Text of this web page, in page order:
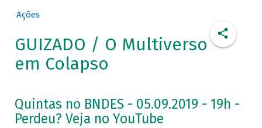
Ações
GUIZADO / O Multiverso
em Colapso
Quintas no BNDES - 05.09.2019 - 19h -
Perdeu? Veja no YouTube